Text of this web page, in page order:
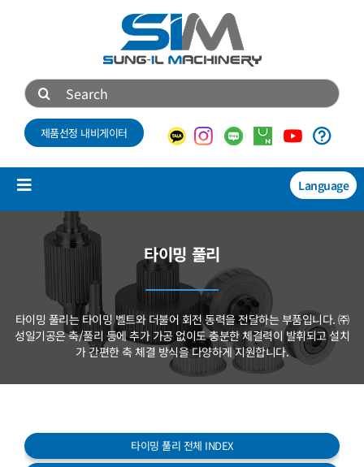
기
검
색:
제품선정 내비게이터
Toggle
Navigation
제품소개
기술자료
회사소개
Language
타이밍 풀리
타이밍 풀리는 타이밍 벨트와 더불어 회전 동력을 전달하는 부품입니다. ㈜
성일기공은 축/풀리 등에 추가 가공 없이도 충분한 체결력이 발휘되고설치
가 간편한 축 체결 방식을 다양하게 지원합니다.
타이밍 풀리 전체 INDEX